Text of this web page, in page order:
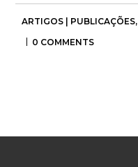
ARTIGOS | PUBLICAÇÕES,
0 COMMENTS